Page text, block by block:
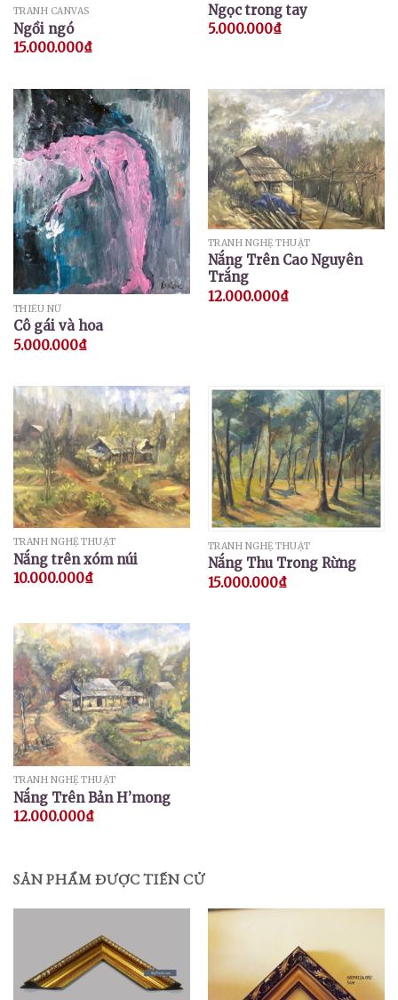
TRANH CANVAS
Ngồi ngó
15.000.000₫
Ngọc trong tay
5.000.000₫
THIẾU NỮ
Cô gái và hoa
5.000.000₫
TRANH NGHỆ THUẬT
Nắng Trên Cao Nguyên
Trắng
12.000.000₫
TRANH NGHỆ THUẬT
Nắng trên xóm núi
10.000.000₫
TRANH NGHỆ THUẬT
Nắng Thu Trong Rừng
15.000.000₫
TRANH NGHỆ THUẬT
Nắng Trên Bản H’mong
12.000.000₫
SẢN PHẨM ĐƯỢC TIẾN CỬ